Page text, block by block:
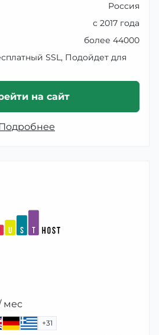
Россия
с 2017 года
более 44000
SSL, Подойдет для
на сайт
мес
+31